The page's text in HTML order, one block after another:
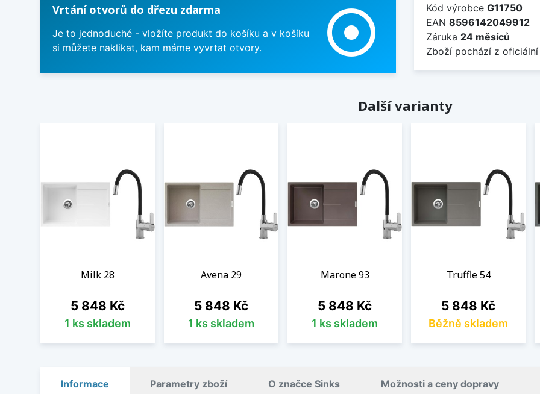
Vrtání otvorů do dřezu zdarma
Je to jednoduché - vložíte produkt do košíku a v košíku
si můžete naklikat, kam máme vyvrtat otvory.
adjust
Kód výrobce G11750
EAN 8596142049912
Záruka 24 měsíců
Zboží pochází z
Další varianty
Milk 28
Cena
5 848 Kč
1 ks skladem
Avena 29
Cena
5 848 Kč
1 ks skladem
Marone 93
Cena
5 848 Kč
1 ks skladem
Truffle 54
Cena
5 848 Kč
Běžně skladem
Informace Parametry zboží O značce Sinks Možnosti a ceny dopravy